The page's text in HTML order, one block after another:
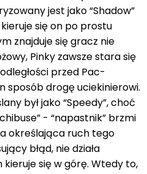
jest jako “Shadow”
się on po prostu
znajduje się gracz nie
Pinky zawsze stara się
przed Pac-
sposób drogę uciekinierowi.
był jako “Speedy”, choć
- “napastnik” brzmi
określająca ruch tego
błąd, nie działa
się w górę. Wtedy to,